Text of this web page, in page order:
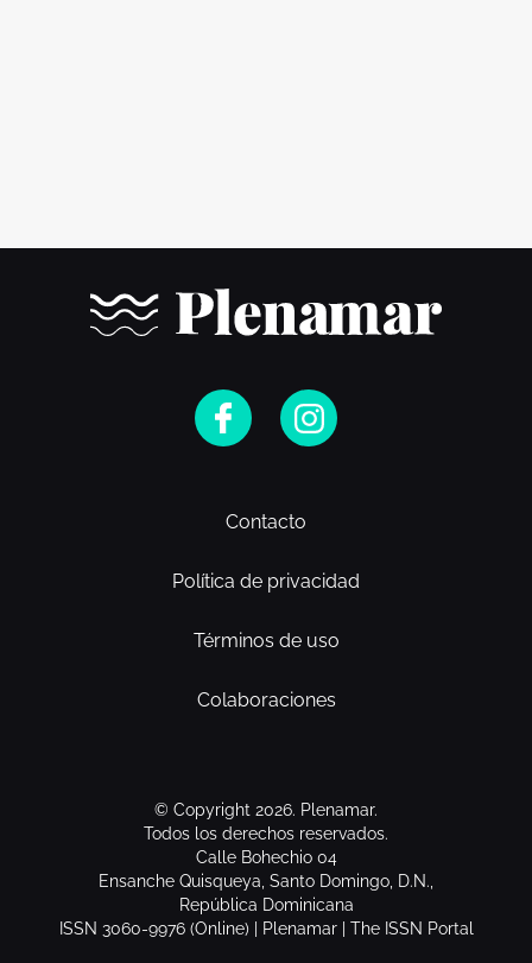
Contacto
Política de privacidad
Términos de uso
Colaboraciones
© Copyright 2026. Plenamar.
Todos los derechos reservados.
Calle Bohechio 04
Ensanche Quisqueya, Santo Domingo, D.N.,
República Dominicana
ISSN 3060-9976 (Online) | Plenamar | The ISSN Portal